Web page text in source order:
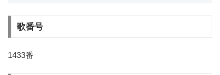
歌番号
1433番